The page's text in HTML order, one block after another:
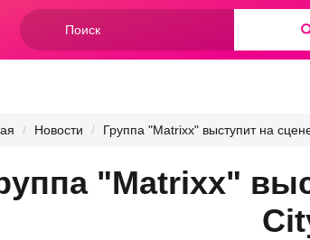
Форма
поиска
Новости Группа "Matrixx" выступит на
"Matrixx"